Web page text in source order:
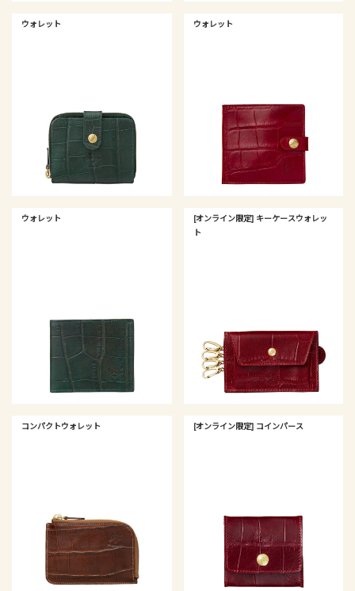
ウォレット ウォレット
ウォレット
[オンライン限定] キーケースウォレッ
ト
コンパクトウォレット [オンライン限定] コインパース